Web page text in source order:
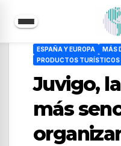
ESPAÑA Y EUROPA
MÁS
PRODUCTOS TURÍSTICOS
Juvigo,
más